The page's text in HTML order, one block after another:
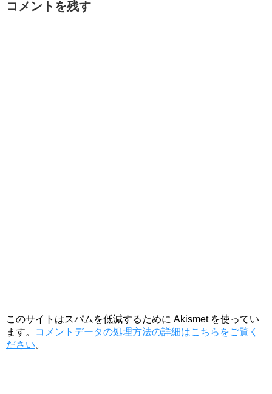
コメントを残す
このサイトはスパムを低減するために Akismet を使ってい
ます。
コメントデータの処理方法の詳細はこちらをご覧く
ださい。